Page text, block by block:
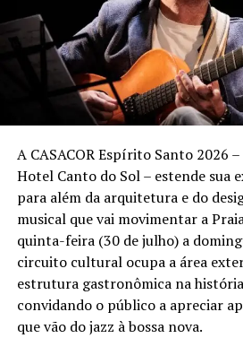
clássicos da carreira a novos
Sunset Marcelo Falcão – Turnê
3 de outubro (sábado)
Ingressos:vendas a partir de 13
siteOnticket.com.br.
Setores:
• Pista Pé na Areia – a partir de R$
• Espaço Premium – a partir de
• Lounges – informações
A CASACOR Espírito Santo 2026
Hotel Canto do Sol – estende sua
para além da arquitetura e do
musical que vai movimentar a
quinta-feira (30 de julho) a
circuito cultural ocupa a área
estrutura gastronômica na
convidando o público a apreciar
que vão do jazz à bossa nova.